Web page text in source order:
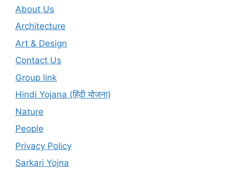
About Us
Architecture
Art & Design
Contact Us
Group link
Hindi Yojana (हिंदी योजना)
Nature
People
Privacy Policy
Sarkari Yojna